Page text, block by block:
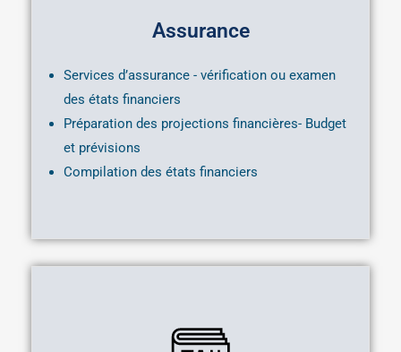
Assurance
Services d’assurance - vérification ou examen
des états financiers
Préparation des projections financières- Budget
et prévisions
Compilation des états financiers